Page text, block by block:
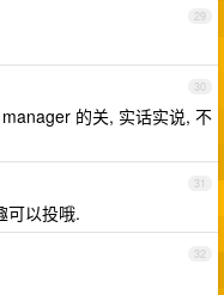
29
30
的关, 实话实说, 不
31
可以投哦.
32